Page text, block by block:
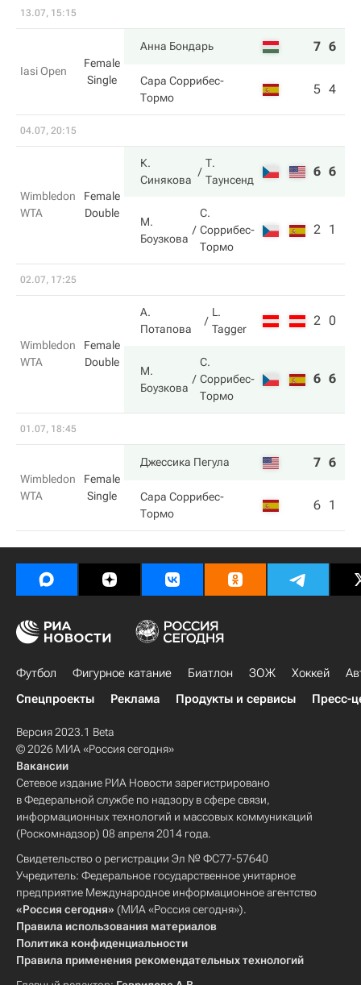
13.07, 15:15
Iasi Open
Female
Single
Анна Бондарь 7 6
Сара Соррибес-
Тормо
5 4
04.07, 20:15
Wimbledon
WTA
Female
Double
К.
Синякова
Т.
Таунсенд
6 6
М.
Боузкова
С.
Соррибес-
Тормо
2 1
02.07, 17:25
Wimbledon
WTA
Female
Double
А.
Потапова
L.
Tagger
2 0
М.
Боузкова
С.
Соррибес-
Тормо
6 6
01.07, 18:45
Wimbledon
WTA
Female
Single
Джессика Пегула 7 6
Сара Соррибес-
Тормо
6 1
Футбол Фигурное катание Биатлон ЗОЖ Хоккей
Спецпроекты
Реклама Продукты и сервисы Пресс-
Версия 2023.1 Beta
© 2026 МИА «Россия сегодня»
Вакансии
Сетевое издание РИА Новости зарегистрировано
в Федеральной службе по надзору в сфере связи,
информационных технологий и массовых коммуникаций
(Роскомнадзор) 08 апреля 2014 года.
Свидетельство о регистрации Эл № ФС77-57640
Учредитель: Федеральное государственное унитарное
предприятие Международное информационное агентство
«Россия сегодня» (МИА «Россия сегодня»).
Правила использования материалов
Политика конфиденциальности
Правила применения рекомендательных технологий